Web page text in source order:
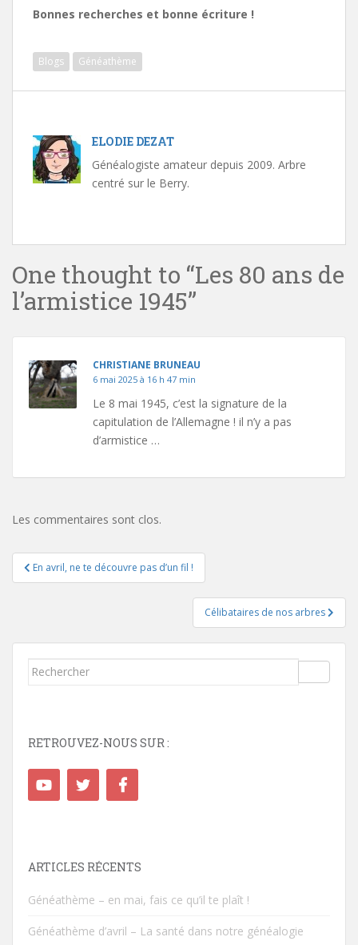
Bonnes recherches et bonne écriture !
Blogs Généathème
ELODIE DEZAT
Généalogiste amateur depuis 2009. Arbre
centré sur le Berry.
One thought to “Les 80 ans de
l’armistice 1945”
CHRISTIANE BRUNEAU
6 mai 2025 à 16 h 47 min
Le 8 mai 1945, c’est la signature de la
capitulation de l’Allemagne ! il n’y a pas
d’armistice …
Les commentaires sont clos.
Navigation
de
En avril, ne te découvre pas d’un fil !
Célibataires de nos arbres
Rechercher...
RETROUVEZ-NOUS SUR :
ARTICLES RÉCENTS
Généathème – en mai, fais ce qu’il te plaît !
Généathème d’avril – La santé dans notre généalogie